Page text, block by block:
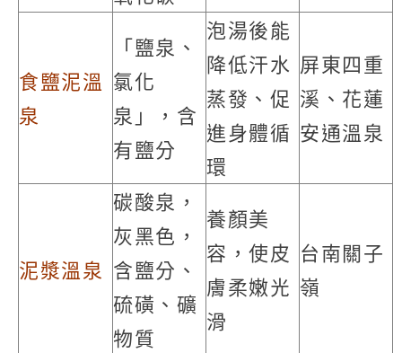
食鹽泥溫
泉
「鹽泉、
氯化
泉」，含
有鹽分
泡湯後能
降低汗水
蒸發、促
進身體循
環
屏東四重
溪、花蓮
安通溫泉
泥漿溫泉
碳酸泉，
灰黑色，
含鹽分、
硫磺、礦
物質
養顏美
容，使皮
膚柔嫩光
滑
台南關子
嶺